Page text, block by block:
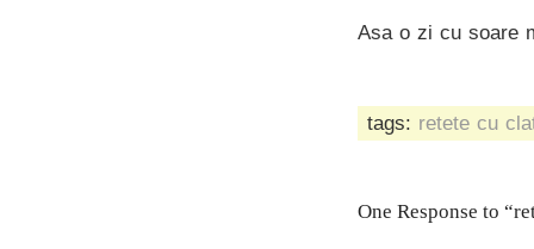
Asa o zi cu soare
tags: retete cu
One Response to